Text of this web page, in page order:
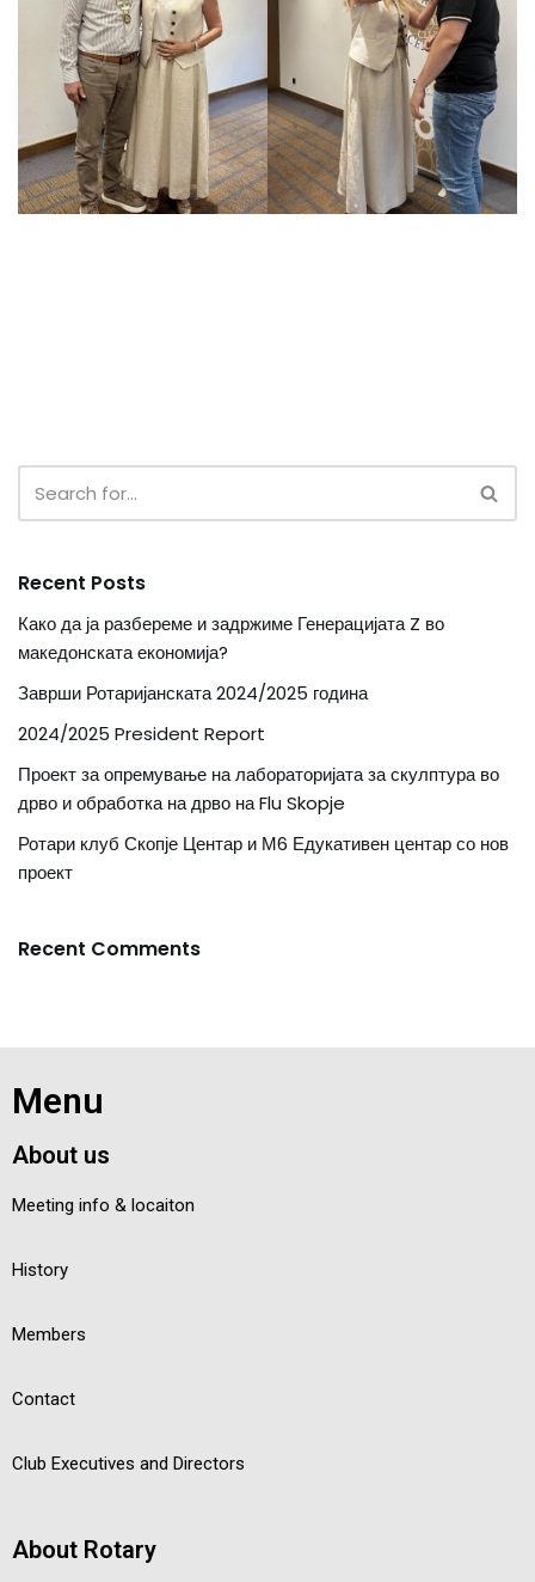
Recent Posts
Како да ја разбереме и задржиме Генерацијата Z во
македонската економија?
Заврши Ротаријанската 2024/2025 година
2024/2025 President Report
Проект за опремување на лабораторијата за скулптура во
дрво и обработка на дрво на Flu Skopje
Ротари клуб Скопје Центар и М6 Едукативен центар со нов
проект
Recent Comments
Menu
About us
Meeting info & locaiton
History
Members
Contact
Club Executives and Directors
About Rotary